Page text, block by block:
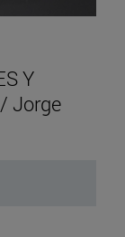
Y
Jorge